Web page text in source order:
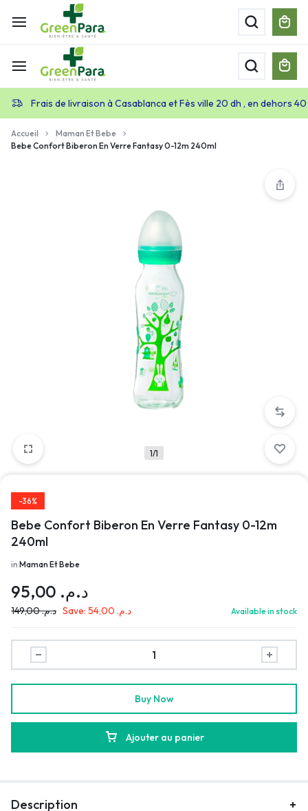
Frais de livraison à Casablanca et Fès ville 20 dh , en dehors
Accueil
Maman Et Bebe
Bebe Confort Biberon En Verre Fantasy 0-12m 240ml
1/1
-36%
Bebe Confort Biberon En Verre Fantasy 0-12m
240ml
in Maman Et Bebe
د.م.
د.م.149,00 Save: د.م. Available in stock
Ajouter au panier
Buy Now
Description